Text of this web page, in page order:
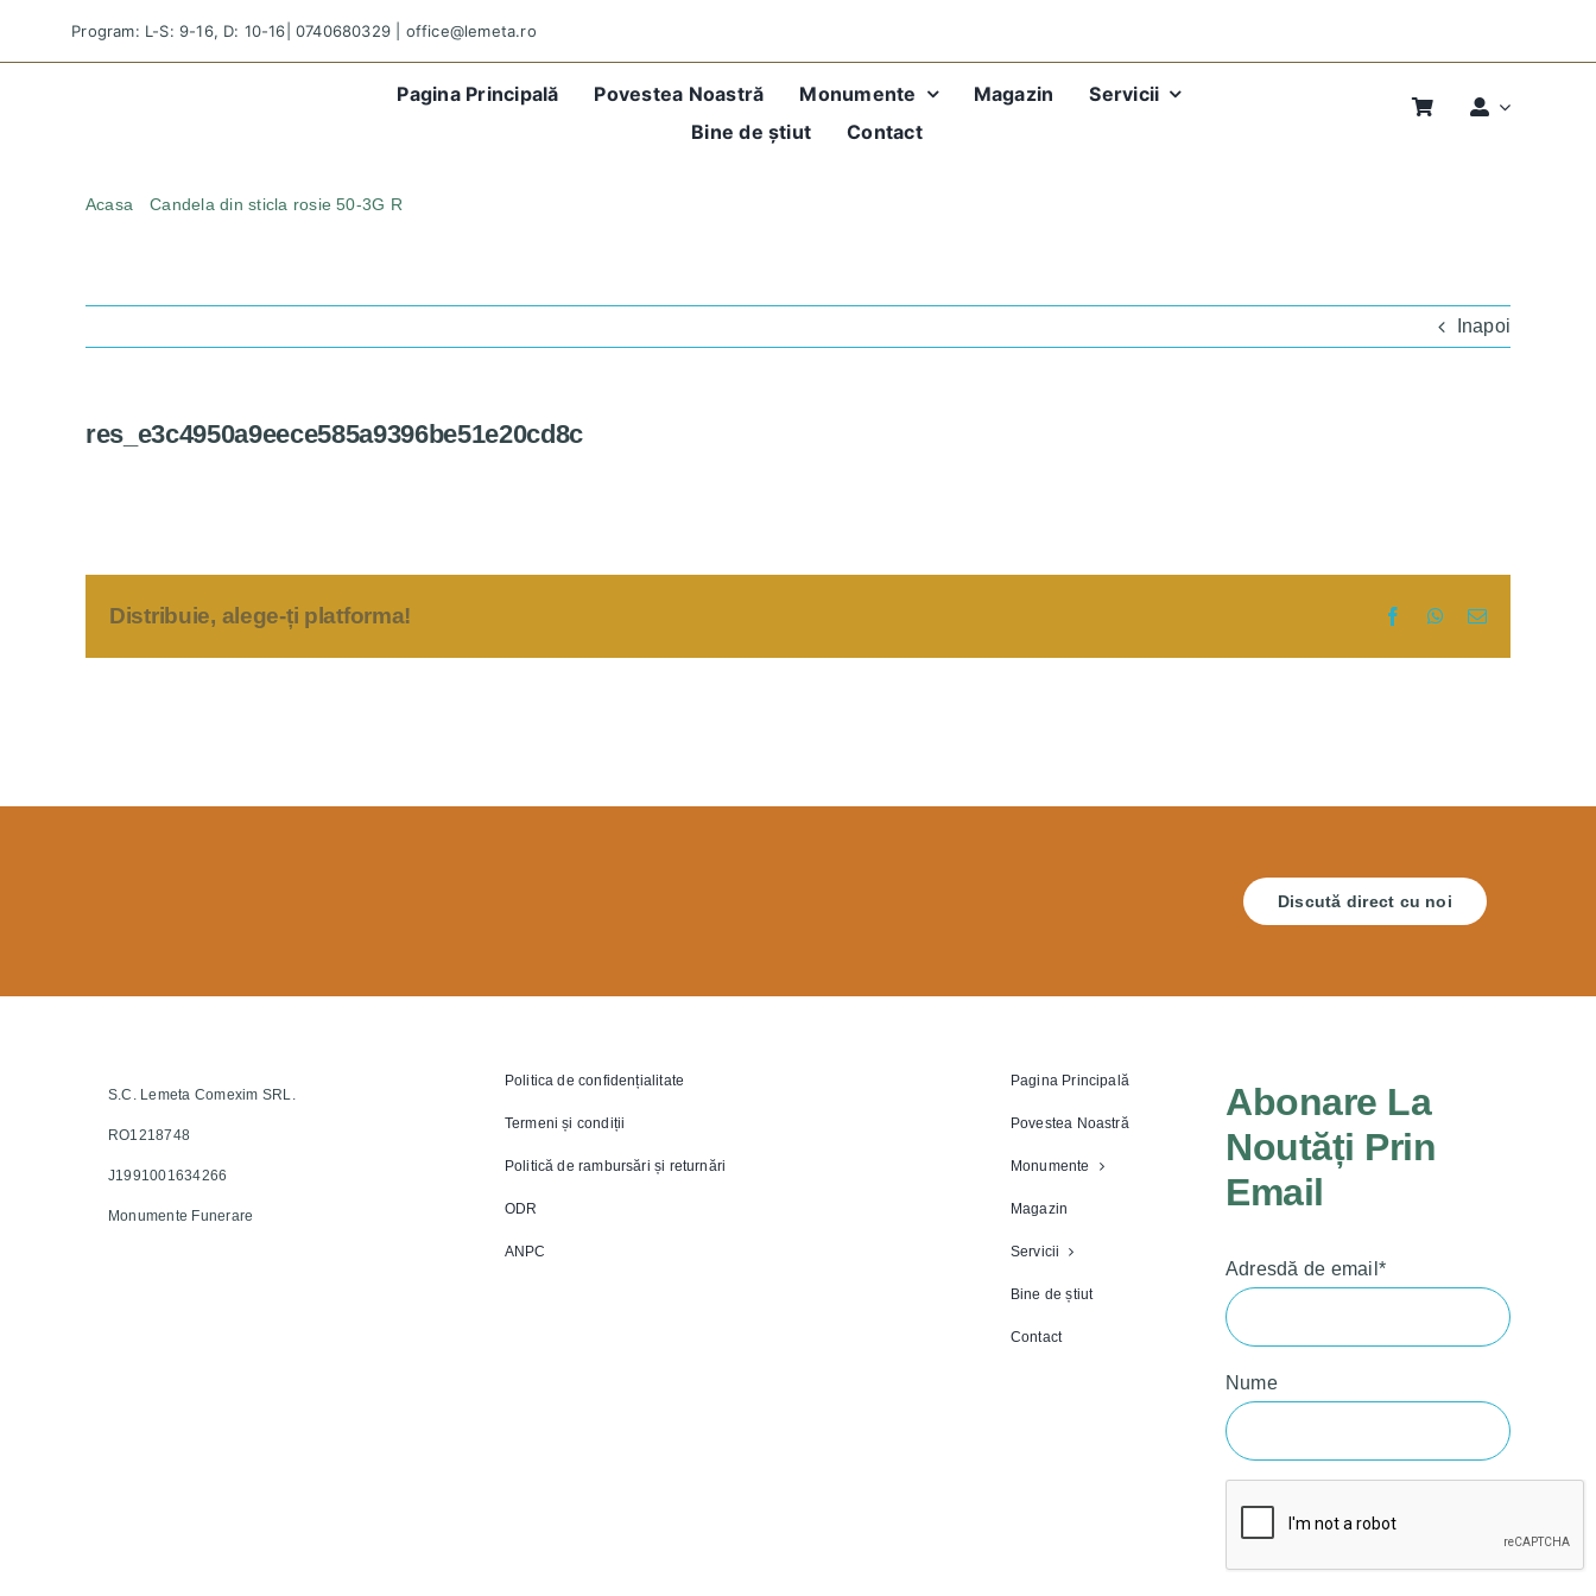
Program: L-S: 9-16, D: 10-16|0740680329 office@lemeta.ro
Pagina Principală Povestea Noastră Monumente Magazin
Servicii
Bine de știut
Contact
Acasa Candela din sticla rosie 50-3G R
Inapoi
res_e3c4950a9eece585a9396be51e20cd8c
Distribuie, alege-ți platforma! FacebookWhatsApp
E-
Discută direct cu noi
S.C. Lemeta Comexim SRL.
RO1218748
J1991001634266
Monumente Funerare
Politica de confidențialitate
Termeni și condiții
Politică de rambursări și returnări
ODR
ANPC
Pagina Principală
Povestea Noastră
Monumente
Magazin
Servicii
Bine de știut
Contact
Abonare La
Noutăți Prin
Email
Adresdă de email*
Nume